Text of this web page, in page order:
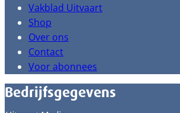
Vakblad Uitvaart
Shop
Over ons
Contact
Voor abonnees
Bedrijfsgegevens